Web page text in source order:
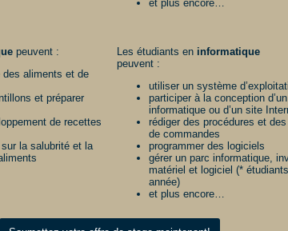
et plus encore…
peuvent :
aliments et de
et préparer
de recettes
la salubrité et la
Les étudiants en informatique
peuvent :
utiliser un système
participer à la conception
informatique ou d’un site
rédiger des procédures et
de commandes
programmer des logiciels
gérer un parc informatique,
matériel et logiciel (*
année)
et plus encore…